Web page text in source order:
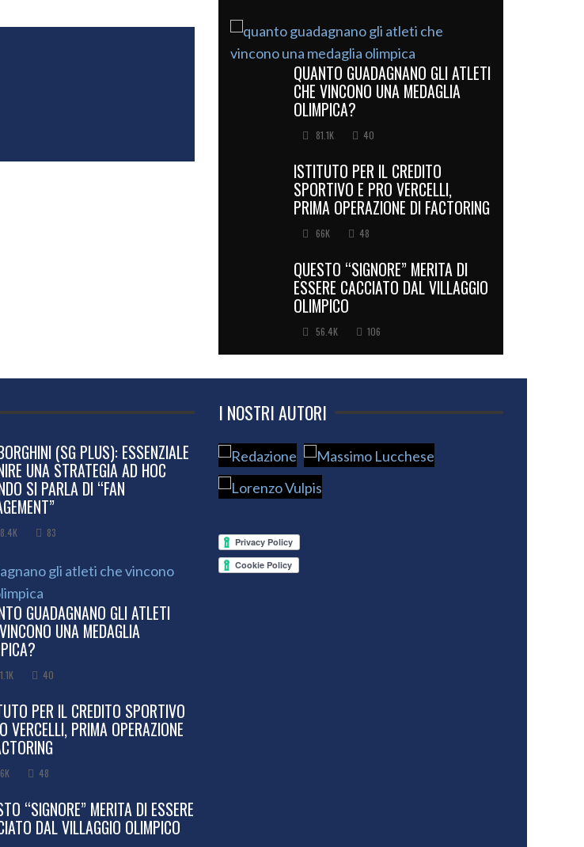
QUANTO GUADAGNANO GLI ATLETI
CHE VINCONO UNA MEDAGLIA
OLIMPICA?
81.1K 40
ISTITUTO PER IL CREDITO
SPORTIVO E PRO VERCELLI,
PRIMA OPERAZIONE DI FACTORING
66K 48
QUESTO “SIGNORE” MERITA DI
ESSERE CACCIATO DAL VILLAGGIO
OLIMPICO
56.4K 106
(SG PLUS): ESSENZIALE
UNA STRATEGIA AD HOC
SI PARLA DI “FAN
83
GUADAGNANO GLI ATLETI
UNA MEDAGLIA
40
PER IL CREDITO SPORTIVO
VERCELLI, PRIMA OPERAZIONE
48
“SIGNORE” MERITA DI ESSERE
DAL VILLAGGIO OLIMPICO
I NOSTRI AUTORI